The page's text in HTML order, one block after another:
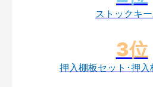
ストックキ
押入棚板セット･押入